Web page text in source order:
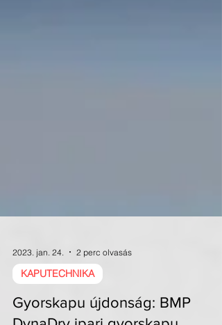
2023. jan. 24. 2 perc olvasás
KAPUTECHNIKA